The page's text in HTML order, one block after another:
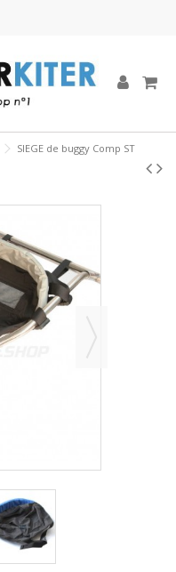
SIEGE de buggy Comp ST